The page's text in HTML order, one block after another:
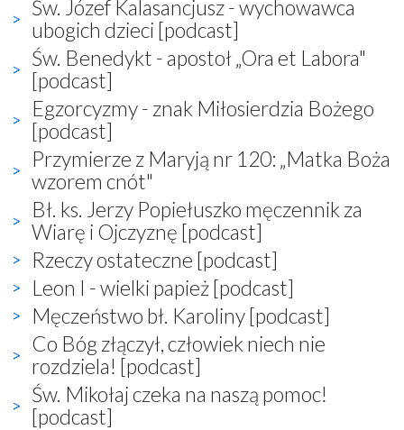
Św. Józef Kalasancjusz - wychowawca
ubogich dzieci [podcast]
Św. Benedykt - apostoł „Ora et Labora"
[podcast]
Egzorcyzmy - znak Miłosierdzia Bożego
[podcast]
Przymierze z Maryją nr 120: „Matka Boża
wzorem cnót"
Bł. ks. Jerzy Popiełuszko męczennik za
Wiarę i Ojczyznę [podcast]
Rzeczy ostateczne [podcast]
Leon I - wielki papież [podcast]
Męczeństwo bł. Karoliny [podcast]
Co Bóg złączył, człowiek niech nie
rozdziela! [podcast]
Św. Mikołaj czeka na naszą pomoc!
[podcast]